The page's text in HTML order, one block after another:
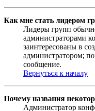
Как мне стать лидером
Лидеры групп
администраторами
заинтересованы в
администратором;
сообщение.
Вернуться к началу
Почему названия
Администратор